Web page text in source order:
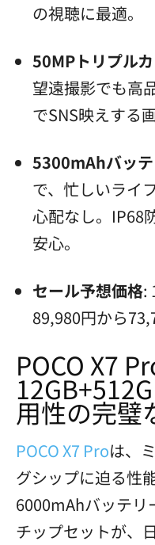
の視聴に最適。
50MPトリプル
望遠撮影でも高
でSNS映えする
5300mAhバッ
で、忙しいライ
心配なし。IP68
安心。
セール予想価格:
89,980円から
POCO X7
用性の完璧
POCO X7 Proは、
グシップに迫る性
6000mAhバッテ
チップセットが、